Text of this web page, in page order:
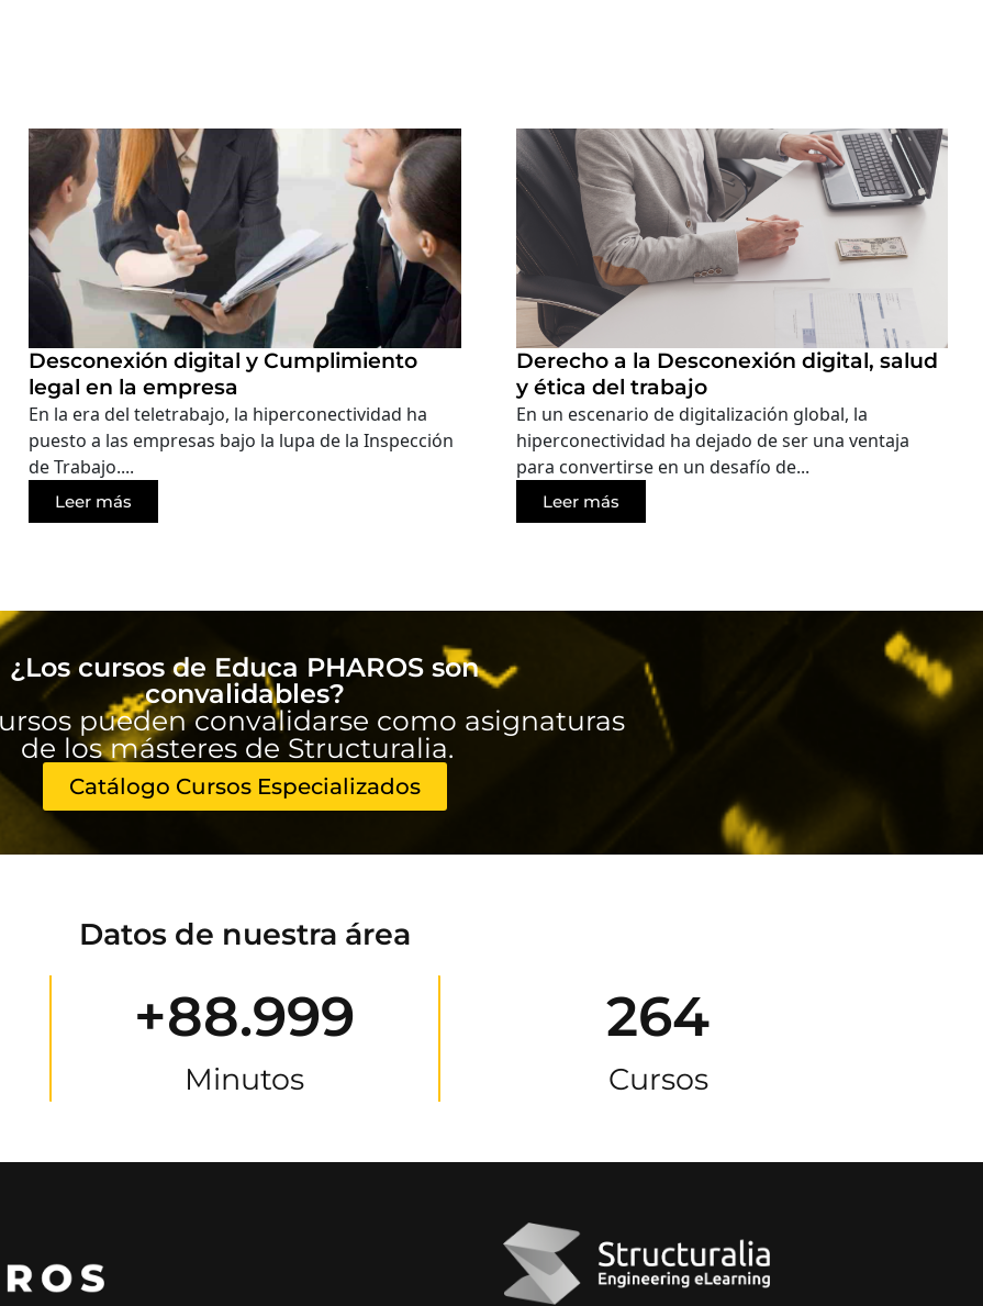
Desconexión digital y Cumplimiento
legal en la empresa
En la era del teletrabajo, la hiperconectividad ha
puesto a las empresas bajo la lupa de la Inspección
de Trabajo....
Leer más
Derecho a la Desconexión digital, salud
y ética del trabajo
En un escenario de digitalización global, la
hiperconectividad ha dejado de ser una ventaja
para convertirse en un desafío de...
Leer más
¿Los cursos de Educa PHAROS son
convalidables?
pueden convalidarse como asignaturas
de los másteres de Structuralia.
Catálogo Cursos Especializados
Datos de nuestra área
+88.999
Minutos
264
Cursos